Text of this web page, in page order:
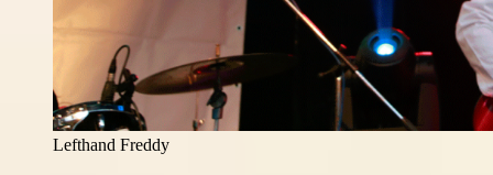
Lefthand Freddy